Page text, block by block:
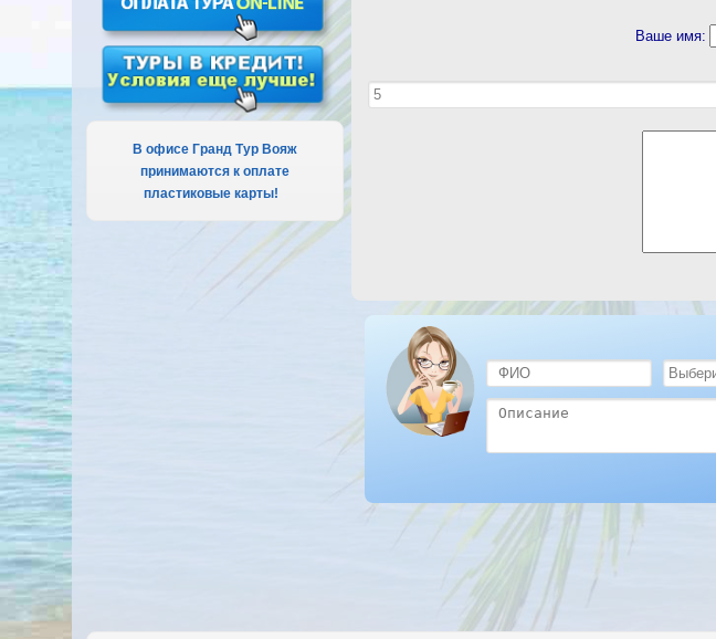
В офисе Гранд Тур Вояж
принимаются к оплате
пластиковые карты!
Ваше имя: